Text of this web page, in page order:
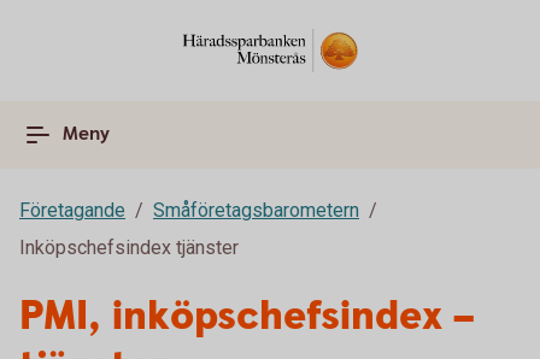
Meny
Företagande
Småföretagsbarometern
Inköpschefsindex tjänster
PMI, inköpschefsindex –